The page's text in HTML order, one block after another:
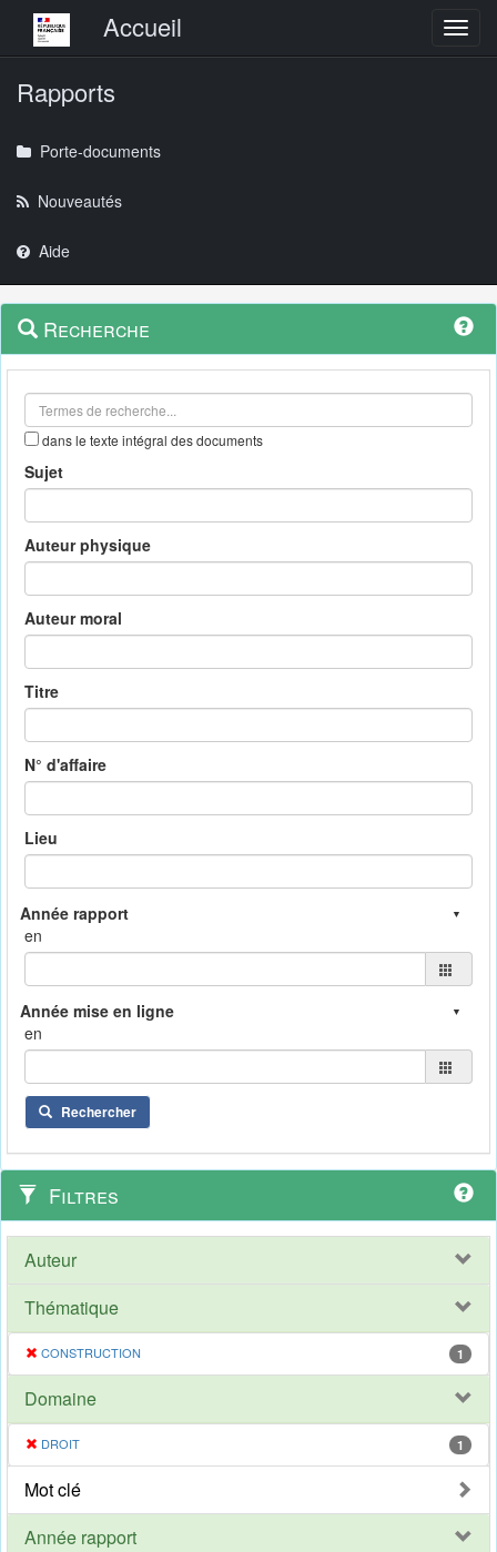
Menu principalAccueil
Rapports
Porte-documents
Nouveautés
Aide
Navigation
outils
Menu
contextuel
Recherche
dans le texte intégral des documents
Sujet
Auteur physique
Auteur moral
Titre
N° d'affaire
Lieu
en
en
Rechercher
Filtres
Auteur
Thématique
CONSTRUCTION 1
Domaine
DROIT 1
Mot clé
Année rapport